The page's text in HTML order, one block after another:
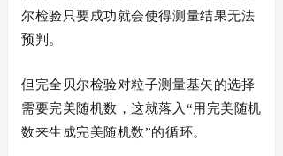
尔检验只要成功就会使得测量结果无法
预判。
但完全贝尔检验对粒子测量基矢的选择
需要完美随机数，这就落入 “用完美随机
数来生成完美随机数”的循环。